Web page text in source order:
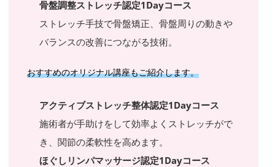
骨盤調整ストレッチ認定1Dayコース
ストレッチ手技で骨盤矯正、骨盤周りの動きや
バランスの改善につながる技術。
おすすめのオリジナル講座もご紹介します。
アクティブストレッチ整体認定1Dayコース
施術者が手助けをして効率よくストレッチがで
き、関節の柔軟性を高めます。
ほぐしリンパマッサージ認定1Dayコース